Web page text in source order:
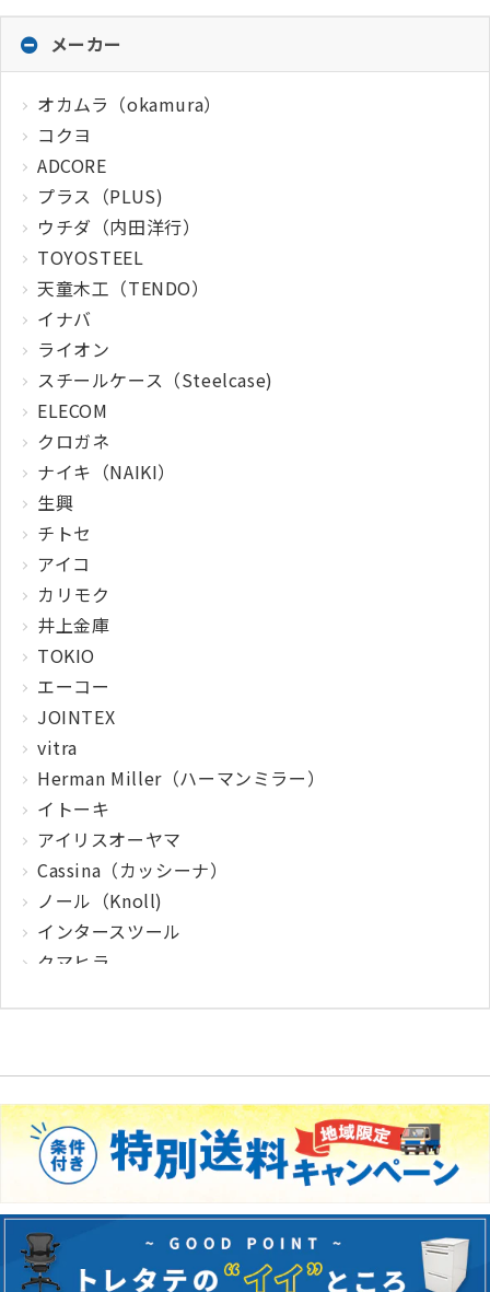
メーカー
オカムラ（okamura）
コクヨ
ADCORE
プラス（PLUS)
ウチダ（内田洋行）
TOYOSTEEL
天童木工（TENDO）
イナバ
ライオン
スチールケース（Steelcase)
ELECOM
クロガネ
ナイキ（NAIKI）
生興
チトセ
アイコ
カリモク
井上金庫
TOKIO
エーコー
JOINTEX
vitra
Herman Miller（ハーマンミラー）
イトーキ
アイリスオーヤマ
Cassina（カッシーナ）
ノール（Knoll)
インタースツール
クマヒラ
その他メーカー